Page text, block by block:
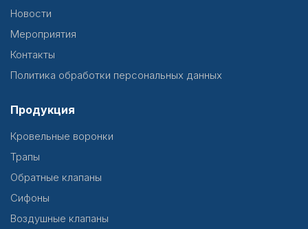
Новости
Мероприятия
Контакты
Политика обработки персональных данных
Продукция
Кровельные воронки
Трапы
Обратные клапаны
Сифоны
Воздушные клапаны